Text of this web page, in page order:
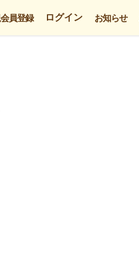
員登録 ログイン お知らせ